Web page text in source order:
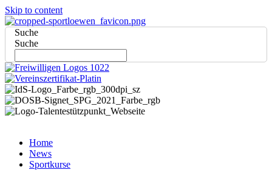
Skip to content
Suche
Suche
Home
News
Sportkurse